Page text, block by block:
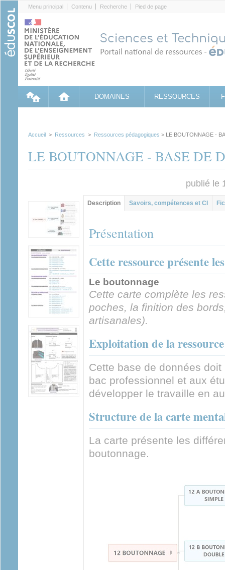
Menu principal Contenu Recherche Pied de page
DOMAINES RESSOURCES
Accueil > Ressources > Ressources pédagogiques > LE BOUTONNAGE -
LE BOUTONNAGE - BASE DE
publié le
Contenu principal
Description (onglet
actif)
Savoirs, compétences et CI
Présentation
Cette ressource présente
Le boutonnage
Cette carte complète les
poches, la finition des
artisanales).
Exploitation de la ressource
Cette base de données
bac professionnel et aux
développer le travaille en
Structure de la carte
La carte présente les
boutonnage.